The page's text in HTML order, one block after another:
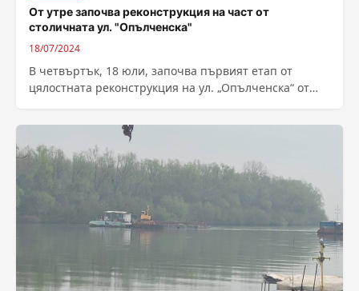
От утре започва реконструкция на част от
столичната ул. "Опълченска"
18/07/2024
В четвъртък, 18 юли, започва първият етап от
цялостната реконструкция на ул. „Опълченска“ от